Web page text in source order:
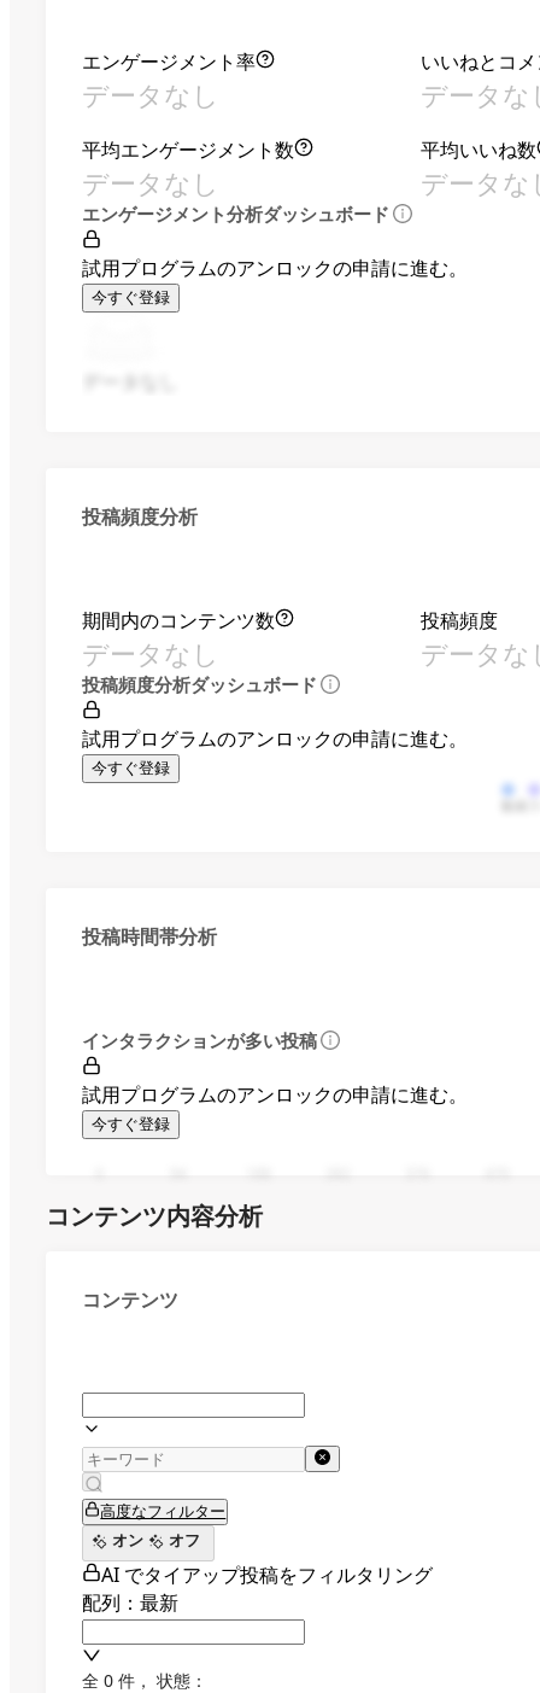
エンゲージメント率
データなし
いいねとコ
データな
平均エンゲージメント数
データなし
平均いいね数
データな
エンゲージメント分析ダッシュボード
試用プログラムのアンロックの申請に進む。
今すぐ登録
投稿頻度分析
期間内のコンテンツ数
データなし
投稿頻度
データな
投稿頻度分析ダッシュボード
試用プログラムのアンロックの申請に進む。
今すぐ登録
投稿時間帯分析
インタラクションが多い投稿
試用プログラムのアンロックの申請に進む。
今すぐ登録
コンテンツ内容分析
コンテンツ
高度なフィルター
オン
オフ
AI でタイアップ投稿をフィルタリング
配列：最新
全 0 件 ， 状態：